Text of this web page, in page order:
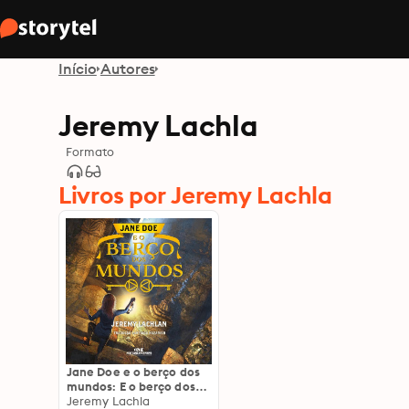
Início Autores
Jeremy Lachla
Formato
Livros por Jeremy Lachla
Jane Doe e o berço dos
mundos: E o berço dos
mundos
Jeremy Lachla